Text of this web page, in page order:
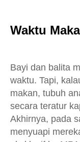
Waktu
Bayi dan balita
waktu. Tapi,
makan, tubuh
secara teratur
Akhirnya, pada
menyuapi